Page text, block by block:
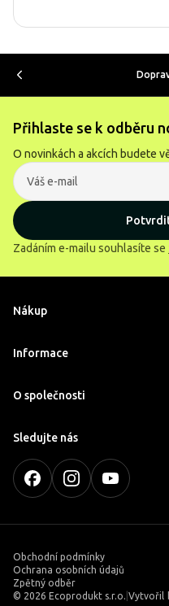
Přihlaste se k odběru
O novinkách a akcích budete
Zadáním e-mailu souhlasíte se
Nákup
Informace
O společnosti
Sledujte nás
Obchodní podmínky
Ochrana osobních údajů
Zpětný odběr
© 2026 Ecoprodukt s.r.o. Vytvořil